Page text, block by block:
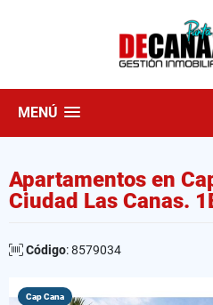
MENÚ
Apartamentos en
Ciudad Las Canas.
Código: 8579034
Cap Cana